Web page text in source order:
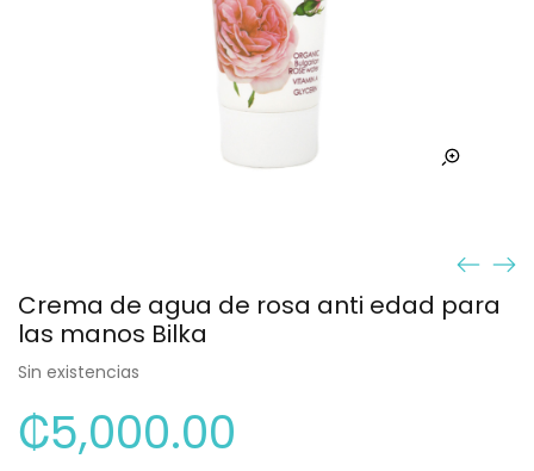
Crema de agua de rosa anti edad para
las manos Bilka
Sin existencias
₡5,000.00